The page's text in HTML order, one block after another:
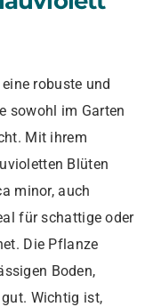
robuste und
sowohl im Garten
Mit ihrem
Blüten
minor, auch
für schattige oder
Die Pflanze
Boden,
Wichtig ist,